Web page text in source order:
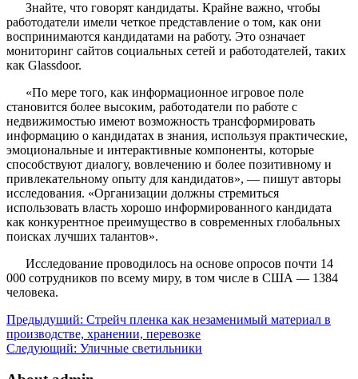
Знайте, что говорят кандидаты. Крайне важно, чтобы
работодатели имели четкое представление о том, как они
воспринимаются кандидатами на работу. Это означает
мониторинг сайтов социальных сетей и работодателей, таких
как Glassdoor.
«По мере того, как информационное игровое поле
становится более высоким, работодатели по работе с
недвижимостью имеют возможность трансформировать
информацию о кандидатах в знания, используя практические,
эмоциональные и интерактивные компоненты, которые
способствуют диалогу, вовлечению и более позитивному и
привлекательному опыту для кандидатов», — пишут авторы
исследования. «Организации должны стремиться
использовать власть хорошо информированного кандидата
как конкурентное преимущество в современных глобальных
поисках лучших талантов».
Исследование проводилось на основе опросов почти 14
000 сотрудников по всему миру, в том числе в США — 1384
человека.
Предыдущий: Стрейч пленка как незаменимый материал в
производстве, хранении, перевозке
Следующий: Уличные светильники